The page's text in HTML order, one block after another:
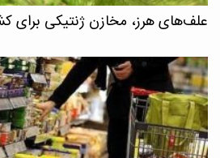
علف‌های هرز، مخازن ژنتیکی برای